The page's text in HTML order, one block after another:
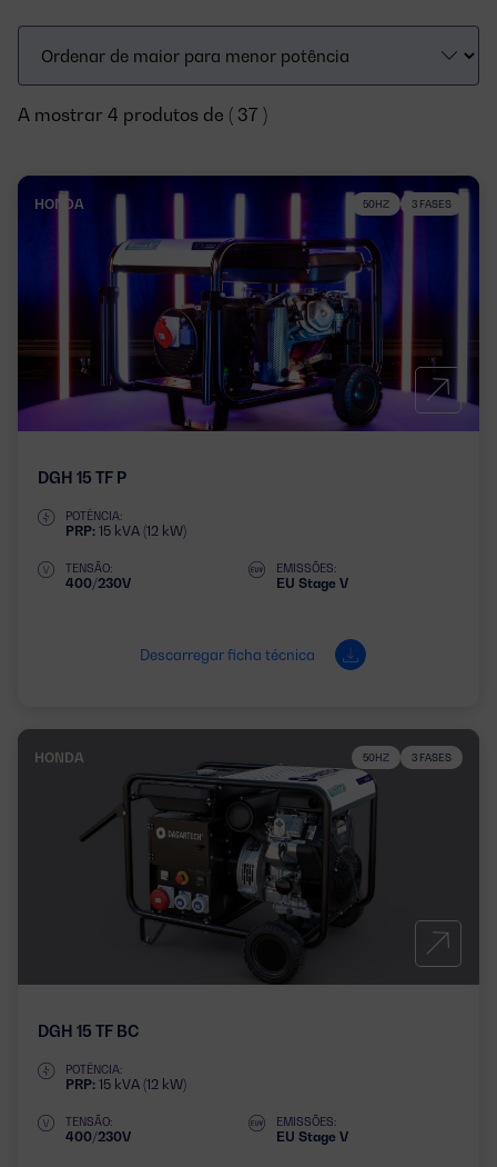
A mostrar 4 produtos de ( 37 )
HONDA 50HZ 3 FASES
DGH 15 TF P
POTÊNCIA:
PRP: 15 kVA (12 kW)
TENSÃO:
400/230V
EMISSÕES:
EU Stage V
Descarregar ficha técnica
HONDA 50HZ 3 FASES
DGH 15 TF BC
POTÊNCIA:
PRP: 15 kVA (12 kW)
TENSÃO:
400/230V
EMISSÕES:
EU Stage V